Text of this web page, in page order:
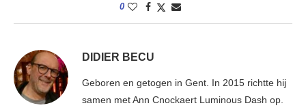
0
DIDIER BECU
Geboren en getogen in Gent. In 2015 richtte hij
samen met Ann Cnockaert Luminous Dash op.